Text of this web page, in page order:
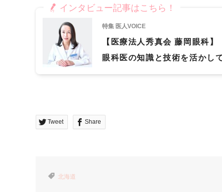
インタビュー記事はこちら！
特集 医人VOICE
【医療法人秀真会 藤岡眼科】
眼科医の知識と技術を活かし
う
Tweet Share
北海道